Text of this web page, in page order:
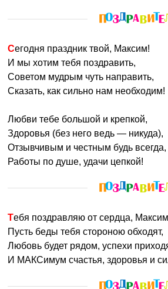
Сегодня праздник твой, Максим!
И мы хотим тебя поздравить,
Советом мудрым чуть направить,
Сказать, как сильно нам необходим!
Любви тебе большой и крепкой,
Здоровья (без него ведь — никуда),
Отзывчивым и честным будь всегда,
Работы по душе, удачи цепкой!
Тебя поздравляю от сердца,
Пусть беды тебя стороною обходят,
Любовь будет рядом, успехи
И МАКСимум счастья, здоровья и